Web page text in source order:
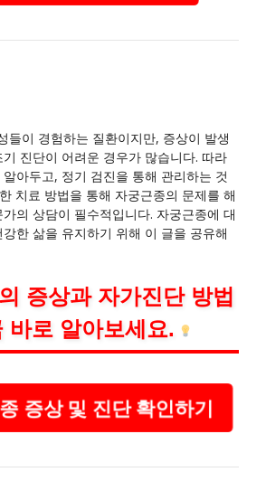
들이 경험하는 질환이지만, 증상이 발생
진단이 어려운 경우가 많습니다. 따라
아두고, 정기 검진을 통해 관리하는 것
치료 방법을 통해 자궁근종의 문제를 해
의 상담이 필수적입니다. 자궁근종에 대
한 삶을 유지하기 위해 이 글을 공유해
증상과 자가진단 방법
바로 알아보세요.
증상 및 진단 확인하기